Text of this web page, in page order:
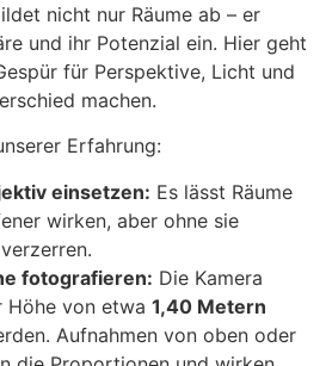
nicht nur Räume ab – er
und ihr Potenzial ein. Hier geht
für Perspektive, Licht und
machen.
Erfahrung:
einsetzen: Es lässt Räume
wirken, aber ohne sie
fotografieren: Die Kamera
Höhe von etwa 1,40 Metern
Aufnahmen von oben oder